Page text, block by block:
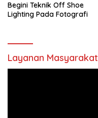
Begini Teknik Off Shoe
Lighting Pada Fotografi
Layanan Masyarakat